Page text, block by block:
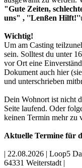
"Gute Zeiten,
uns" , ''Lenßen Hilft!''
Wichtig!
Um am Casting
sein. Solltest du unter
vor Ort eine
Dokument auch hier
und unterschrieben
Dein Wohnort ist nicht
Seite laufend. Oder
keinen Termin mehr zu
Aktuelle Termine für
| 22.08.2026 | Loop5
64331 Weiterstadt |